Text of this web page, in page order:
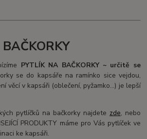
PYTLÍK NA BAČKORKY ~ určitě se
se do kapsáře na ramínko sice vejdou,
věcí v kapsáři (oblečení, pyžamko...) je lepší
pytlíčků na bačkorky najdete zde, nebo
PRODUKTY máme pro Vás pytlíček ve
ke kapsáři.